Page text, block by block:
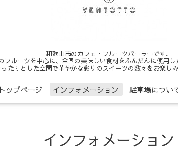
和歌山市のカフェ・フルーツパーラーです。
フルーツを中心に、全国の美味しい食材をふんだんに使用し
たりとした空間で華やかな彩りのスイーツの数々をお楽しみ
トップページ インフォメーション 駐車場につい
インフォメーション